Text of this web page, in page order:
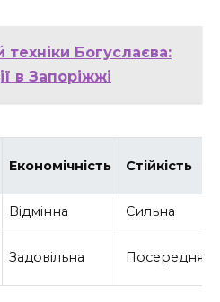
техніки Богуслаєва:
в Запоріжжі
Економічність Стійкість
Відмінна Сильна
Задовільна Посередня